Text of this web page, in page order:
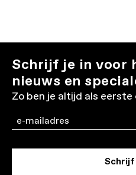
Schrijf je in voor
nieuws en
Zo ben je altijd als
Email
Schrijf